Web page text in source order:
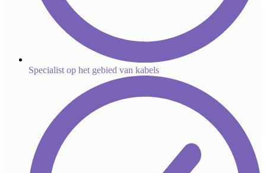
Specialist op het gebied van kabels